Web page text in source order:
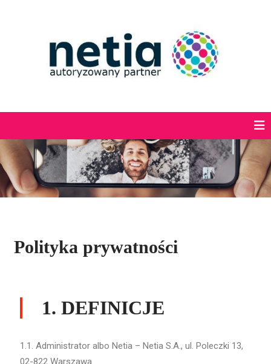
Polityka prywatności
1. DEFINICJE
1.1. Administrator albo Netia – Netia S.A., ul. Poleczki 13,
02-822 Warszawa